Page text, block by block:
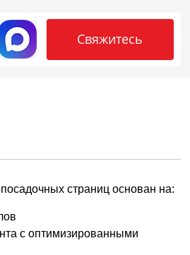
Свяжитесь
страниц основан на:
с оптимизированными